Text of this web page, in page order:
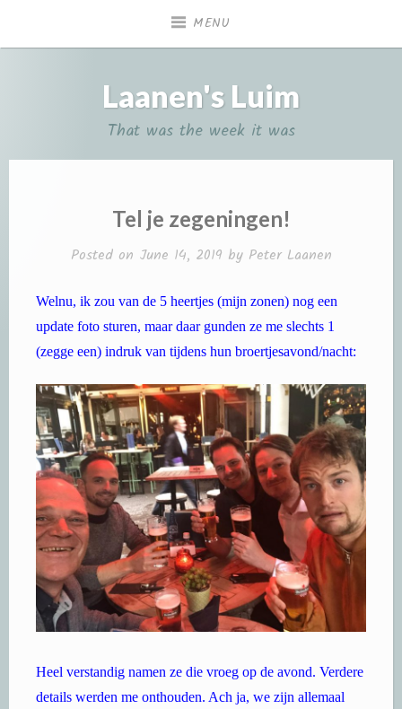
MENU
Laanen's Luim
That was the week it was
Tel je zegeningen!
Posted on June 14, 2019 by Peter Laanen
Welnu, ik zou van de 5 heertjes (mijn zonen) nog een
update foto sturen, maar daar gunden ze me slechts 1
(zegge een) indruk van tijdens hun broertjesavond/nacht:
Heel verstandig namen ze die vroeg op de avond. Verdere
details werden me onthouden. Ach ja, we zijn allemaal